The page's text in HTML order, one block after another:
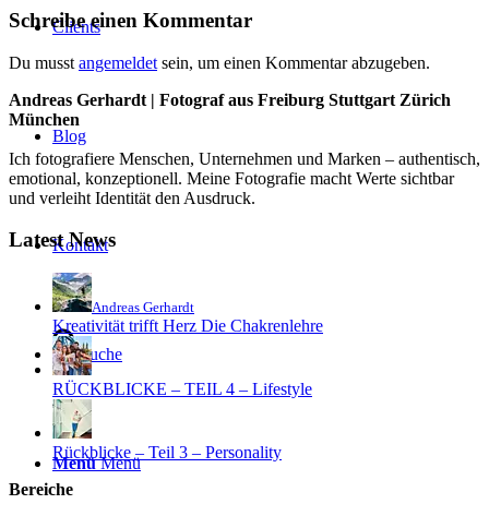
Clients
Blog
Kontakt
Suche
Menü Menü
Schreibe einen Kommentar
Du musst angemeldet sein, um einen Kommentar abzugeben.
Andreas Gerhardt | Fotograf aus Freiburg Stuttgart Zürich
München
Ich fotografiere Menschen, Unternehmen und Marken – authentisch,
emotional, konzeptionell. Meine Fotografie macht Werte sichtbar
und verleiht Identität den Ausdruck.
Latest News
Andreas Gerhardt
Kreativität trifft Herz Die Chakrenlehre
RÜCKBLICKE – TEIL 4 – Lifestyle
Rückblicke – Teil 3 – Personality
Bereiche